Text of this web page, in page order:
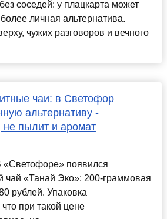
соседей: у плацкарта может
личная альтернатива.
чужих разговоров и вечного
чаи: в Светофор
альтернативу -
не пылит и аромат
появился
чай «Танай Эко»: 200-граммовая
рублей. Упаковка
при такой цене